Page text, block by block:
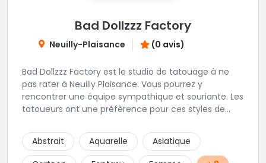
Bad Dollzzz Factory
Neuilly-Plaisance (0 avis)
Bad Dollzzz Factory est le studio de tatouage à ne
pas rater à Neuilly Plaisance. Vous pourrez y
rencontrer une équipe sympathique et souriante. Les
tatoueurs ont une préfèrence pour ces styles de
culture et traits fins. Foncez !
Abstrait Aquarelle
Asiatique